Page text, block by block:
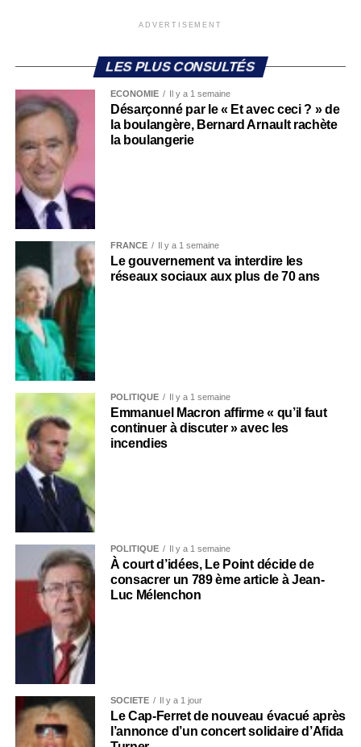
ADVERTISEMENT
LES PLUS CONSULTÉS
ECONOMIE Il y a 1 semaine
Désarçonné par le « Et avec ceci ? » de
la boulangère, Bernard Arnault rachète
la boulangerie
FRANCE Il y a 1 semaine
Le gouvernement va interdire les
réseaux sociaux aux plus de 70 ans
POLITIQUE Il y a 1 semaine
Emmanuel Macron affirme « qu’il faut
continuer à discuter » avec les
incendies
POLITIQUE Il y a 1 semaine
À court d’idées, Le Point décide de
consacrer un 789 ème article à Jean-
Luc Mélenchon
SOCIÉTÉ Il y a 1 jour
Le Cap-Ferret de nouveau évacué après
l’annonce d’un concert solidaire d’Afida